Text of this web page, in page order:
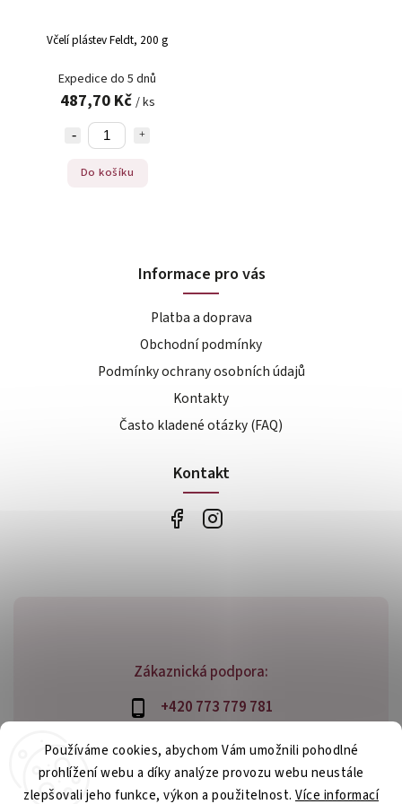
Používáme cookies, abychom Vám umožnili pohodlné
prohlížení webu a díky analýze provozu webu neustále
zlepšovali jeho funkce, výkon a použitelnost. Více informací
Včelí plástev Feldt, 200 g
Expedice do 5 dnů
487,70 Kč / ks
Do košíku
Zákaznická podpora:
+420 773 779 781
info@bossfood.cz
Informace pro vás
Platba a doprava
Obchodní podmínky
Podmínky ochrany osobních údajů
Kontakty
Často kladené otázky (FAQ)
Kontakt